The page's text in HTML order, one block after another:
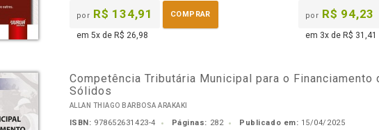
por R$ 134,91 COMPRAR
em 5x de R$ 26,98
por R$ 94,23
em 3x de R$ 31,41
Competência Tributária Municipal para o Financiamento
Sólidos
ALLAN THIAGO BARBOSA ARAKAKI
ISBN: 978652631423-4 Páginas: 282 Publicado em: 15/04/2025